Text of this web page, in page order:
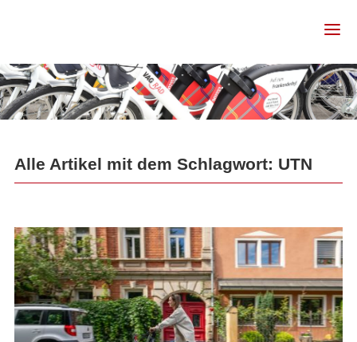
Alle Artikel mit dem Schlagwort: UTN